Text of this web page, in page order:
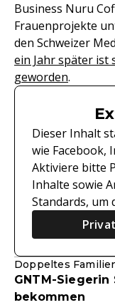
Business Nuru
Frauenprojekte
den Schweizer
ein Jahr später ist
geworden.
Dieser Inhalt
wie Facebook,
Aktiviere bitte
Inhalte sowie
Standards, um
Doppeltes
GNTM-
bekommen